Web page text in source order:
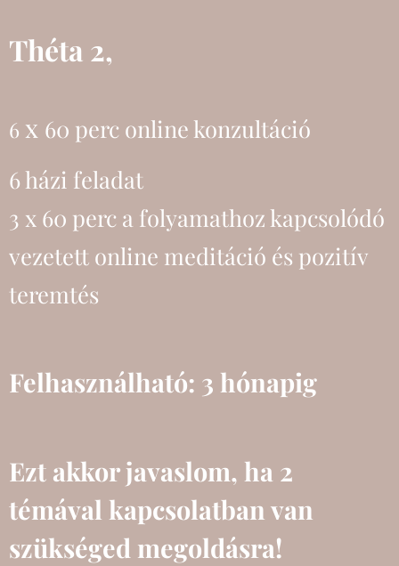
Théta 2,
6 x 60 perc online konzultáció
6 házi feladat
3 x 60 perc a folyamathoz kapcsolódó
vezetett online meditáció és pozitív
teremtés
Felhasználható: 3 hónapig
Ezt akkor javaslom, ha 2
témával kapcsolatban van
szükséged megoldásra!